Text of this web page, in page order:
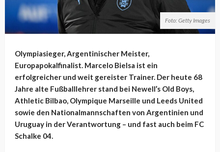
Foto: Getty Images
Olympiasieger, Argentinischer Meister,
Europapokalfinalist. Marcelo Bielsa ist ein
erfolgreicher und weit gereister Trainer. Der heute 68
Jahre alte Fußballlehrer stand bei Newell’s Old Boys,
Athletic Bilbao, Olympique Marseille und Leeds United
sowie den Nationalmannschaften von Argentinien und
Uruguay in der Verantwortung – und fast auch beim FC
Schalke 04.